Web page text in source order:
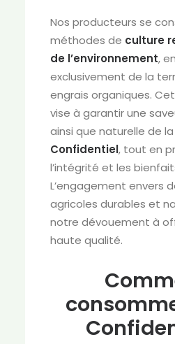
Nos producteurs se
méthodes de culture
de l’environnement,
exclusivement de la
engrais organiques.
vise à garantir une
ainsi que naturelle de la
Confidentiel, tout en
l’intégrité et les
L’engagement envers
agricoles durables et
notre dévouement à
haute qualité.